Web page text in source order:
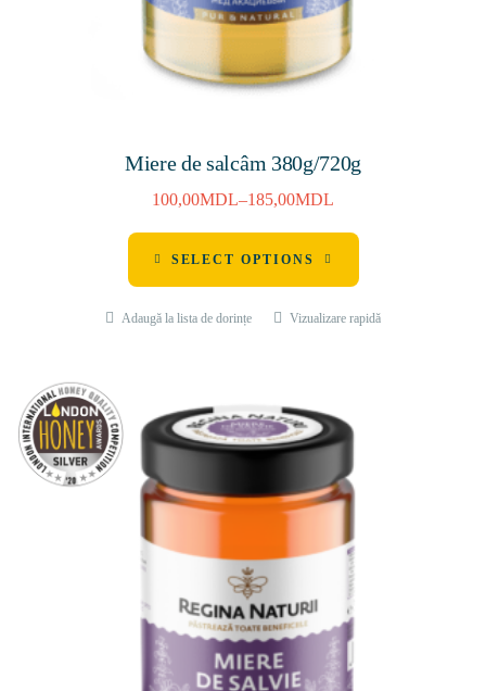
Miere de salcâm 380g/720g
100,00MDL–185,00MDL
SELECT OPTIONS
Adaugă la lista de dorințe Vizualizare rapidă